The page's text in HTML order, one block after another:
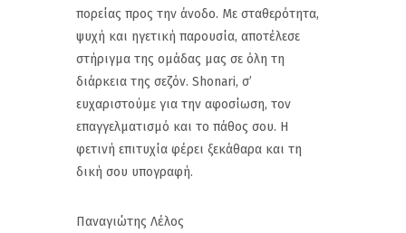
πορείας προς την άνοδο. Με σταθερότητα,
ψυχή και ηγετική παρουσία, αποτέλεσε
στήριγμα της ομάδας μας σε όλη τη
διάρκεια της σεζόν. Shonari, σ’
ευχαριστούμε για την αφοσίωση, τον
επαγγελματισμό και το πάθος σου. Η
φετινή επιτυχία φέρει ξεκάθαρα και τη
δική σου υπογραφή.
Παναγιώτης Λέλος